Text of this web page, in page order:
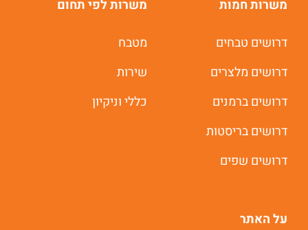
משרות חמות
דרושים טבחים
דרושים מלצרים
דרושים ברמנים
דרושים בריסטות
דרושים שפים
משרות לפי תחום
מטבח
שירות
כללי וניקיון
על האתר